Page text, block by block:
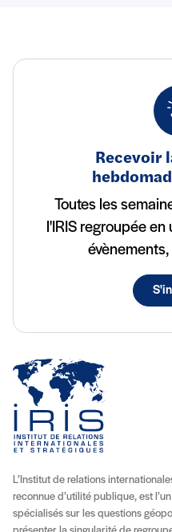
Recevoir
Toutes les
l'IRIS regroupée
L’Institut de relations
reconnue d’utilité publique, est
spécialisés sur les questions